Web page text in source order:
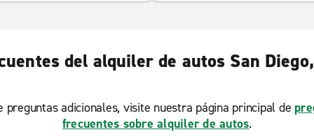
del alquiler de autos San
preguntas adicionales, visite nuestra página principal de
frecuentes sobre alquiler de autos.